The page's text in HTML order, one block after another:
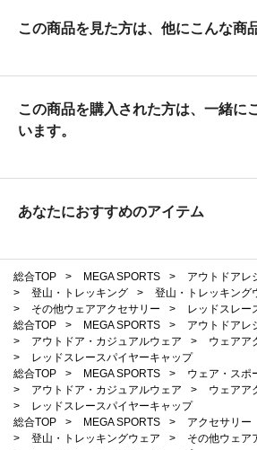
この商品を見た方は、他にこんな商
この商品を購入された方は、一緒に
います。
あなたにおすすめのアイテム
総合TOP > MEGA SPORTS >
アウトドアレ
>
登山・トレッキング >
登山・トレッキング
>
その他ウェアアクセサリー >
レッドスレー
総合TOP
> MEGA SPORTS >
アウトドアレ
>
アウトドア・カジュアルウェア > ウェアア
>
レッドスレースパイヤーキャップ
総合TOP
> MEGA SPORTS >
ウェア・スポ
>
アウトドア・カジュアルウェア > ウェアア
>
レッドスレースパイヤーキャップ
総合TOP
> MEGA SPORTS > アクセサリー
>
登山・トレッキングウェア >
その他ウェア